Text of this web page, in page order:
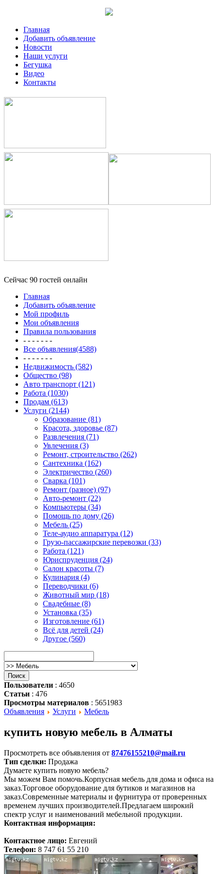
Главная
Добавить объявление
Новости
Наши услуги
Бегушка
Видео
Контакты
Сейчас 90 гостей онлайн
Главная
Добавить объявление
Мой профиль
Мои объявления
Правила пользования
- - - - - - -
Все объявления(4588)
- - - - - - -
Недвижимость (582)
Общество (98)
Авто транспорт (121)
Работа (1030)
Продам (613)
Услуги (2144)
Образование (81)
Красота, здоровье (87)
Развлечения (71)
Увлечения (3)
Ремонт, строительство (262)
Сантехника (162)
Электричество (260)
Сварка (101)
Ремонт (разное) (97)
Авто-ремонт (22)
Компьютеры (34)
Помощь по дому (26)
Мебель (25)
Теле-аудио аппаратура (12)
Грузо-пассажирские перевозки (33)
Работа (121)
Юриспруденция (24)
Салон красоты (7)
Кулинария (4)
Переводчики (6)
Животный мир (18)
Свадебные (8)
Установка (35)
Изготовление (61)
Всё для детей (24)
Другое (560)
Пользователи : 4650
Статьи : 476
Просмотры материалов : 5651983
Объявления
Услуги Мебель
купить новую мебель в Алматы
Просмотреть все объявления от 87476155210@mail.ru
Тип сделки: Продажа
Думаете купить новую мебель?
Мы можем Вам помочь.Корпусная мебель для дома и офиса на
заказ.Торговое оборудование для бутиков и магазинов на
заказ.Современные материалы и фурнитура от проверенных
временем лучших производителей.Предлагаем широкий
спектр услуг и наименований мебельной продукции.
Контактная информация:
Контактное лицо: Евгений
Телефон: 8 747 61 55 210